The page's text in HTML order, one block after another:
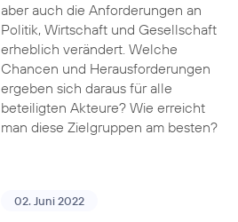
aber auch die Anforderungen an
Politik, Wirtschaft und Gesellschaft
erheblich verändert. Welche
Chancen und Herausforderungen
ergeben sich daraus für alle
beteiligten Akteure? Wie erreicht
man diese Zielgruppen am besten?
02. Juni 2022